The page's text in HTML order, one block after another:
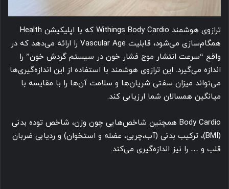
ترازوی هوشمند Withings Body Cardio که با اپلیکیشن Health
همگام‌سازی می‌شود، قابلیت Vascular Age را ارائه می‌دهد که در
واقع “سرعت انتشار موج فشار خون در سیستم گردش خون” را
اندازه می‌گیرد. این ترازوی هوشمند با استفاده از این اندازه‌گیری‌ها
می‌تواند میزان سفتی شریان‌ها و سلامت آن‌ها را با مقایسه با
میانگین همسالان شما ارزیابی کند.
Body Cardio همچنین شاخص‌هایی چون وزن، شاخص توده بدنی
(BMI)، ترکیب بدنی (آب،چربی، عضله و استخوان) و ردیابی ضربان
قلب و … را نیز اندازه‌گیری می‌کند.